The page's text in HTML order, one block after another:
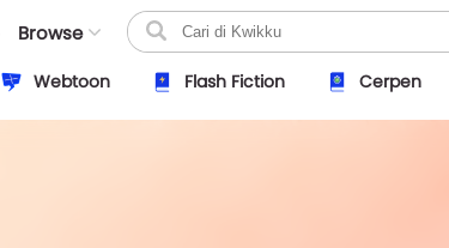
Browse
Webtoon Flash Fiction Cerpen